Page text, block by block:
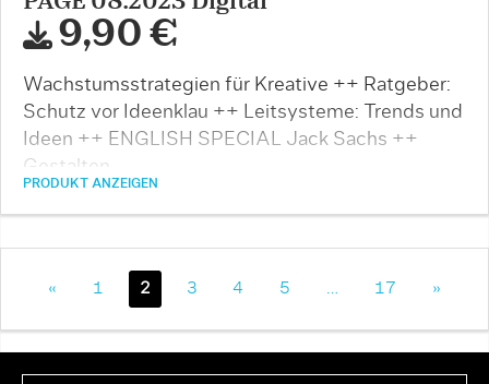
9,90 €
Wachstumsstrategien für Kreative ++ Ratgeber:
Schutz vor Ideenklau ++ Leitsysteme: Trends und
Ideen ++ ENGLISH SPECIAL Jack Sachs ++
Gestalten …
PRODUKT ANZEIGEN
« 1 2 3 4 5 … 17 »